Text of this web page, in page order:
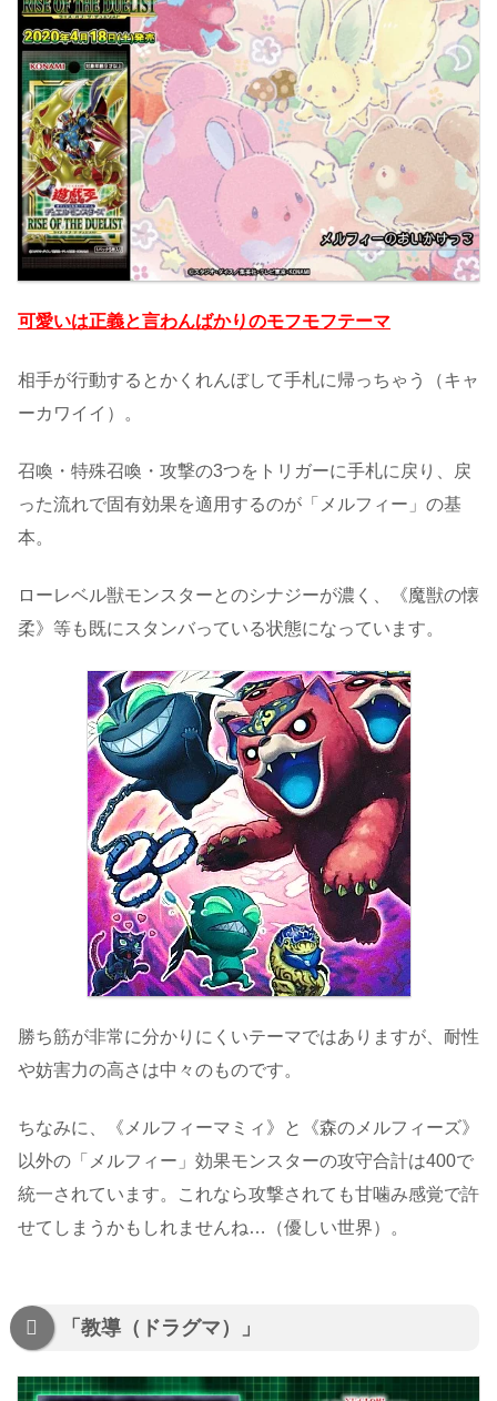
可愛いは正義と言わんばかりのモフモフテーマ
相手が行動するとかくれんぼして手札に帰っちゃう（キャ
ーカワイイ）。
召喚・特殊召喚・攻撃の3つをトリガーに手札に戻り、戻
った流れで固有効果を適用するのが「メルフィー」の基
本。
ローレベル獣モンスターとのシナジーが濃く、《魔獣の懐
柔》等も既にスタンバっている状態になっています。
勝ち筋が非常に分かりにくいテーマではありますが、耐性
や妨害力の高さは中々のものです。
ちなみに、《メルフィーマミィ》と《森のメルフィーズ》
以外の「メルフィー」効果モンスターの攻守合計は400で
統一されています。これなら攻撃されても甘噛み感覚で許
せてしまうかもしれませんね…（優しい世界）。
「教導（ドラグマ）」